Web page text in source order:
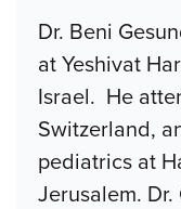
Dr. Beni
at Yeshivat
Israel. He
Switzerland,
pediatrics at
Jerusalem.